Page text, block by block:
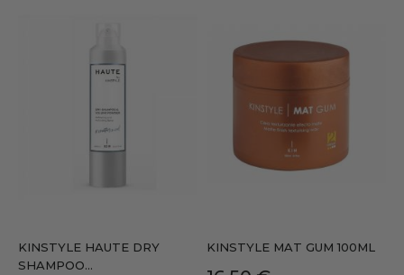
KINSTYLE HAUTE DRY
SHAMPOO...
KINSTYLE MAT GUM 100ML